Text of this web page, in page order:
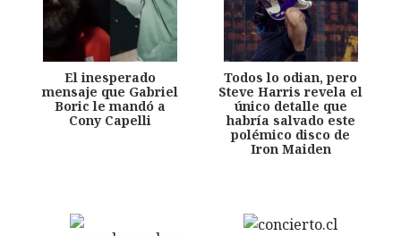
El inesperado
mensaje que Gabriel
Boric le mandó a
Cony Capelli
Todos lo odian, pero
Steve Harris revela el
único detalle que
habría salvado este
polémico disco de
Iron Maiden